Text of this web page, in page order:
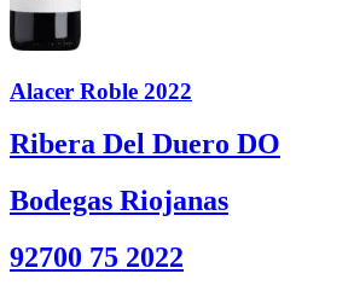
Alacer Roble 2022
Ribera Del Duero DO
Bodegas Riojanas
92700 75 2022